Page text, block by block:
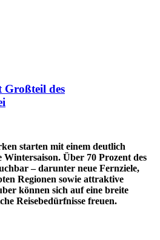
Großteil des
starten mit einem deutlich
Über 70 Prozent des
– darunter neue Fernziele,
Regionen sowie attraktive
können sich auf eine breite
Reisebedürfnisse freuen.